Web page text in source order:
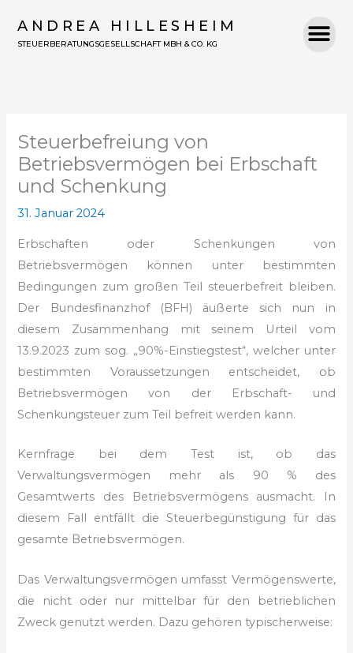
InhaltANDREA HILLESHEIM
STEUERBERATUNGSGESELLSCHAFT MBH & CO. KG
Steuerbefreiung von
Betriebsvermögen bei Erbschaft
und Schenkung
31. Januar 2024
Erbschaften oder Schenkungen von
Betriebsvermögen können unter bestimmten
Bedingungen zum großen Teil steuerbefreit bleiben.
Der Bundesfinanzhof (BFH) äußerte sich nun in
diesem Zusammenhang mit seinem Urteil vom
13.9.2023 zum sog. „90%-Einstiegstest“, welcher unter
bestimmten Voraussetzungen entscheidet, ob
Betriebsvermögen von der Erbschaft- und
Schenkungsteuer zum Teil befreit werden kann.
Kernfrage bei dem Test ist, ob das
Verwaltungsvermögen mehr als 90 % des
Gesamtwerts des Betriebsvermögens ausmacht. In
diesem Fall entfällt die Steuerbegünstigung für das
gesamte Betriebsvermögen.
Das Verwaltungsvermögen umfasst Vermögenswerte,
die nicht oder nur mittelbar für den betrieblichen
Zweck genutzt werden. Dazu gehören typischerweise: